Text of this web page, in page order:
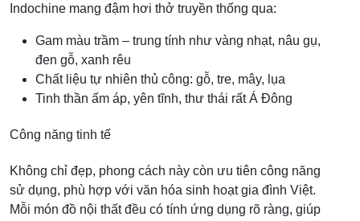
Indochine mang đậm hơi thở truyền thống qua:
Gam màu trầm – trung tính như vàng nhạt, nâu gụ,
đen gỗ, xanh rêu
Chất liệu tự nhiên thủ công: gỗ, tre, mây, lụa
Tinh thần ấm áp, yên tĩnh, thư thái rất Á Đông
Công năng tinh tế
Không chỉ đẹp, phong cách này còn ưu tiên công năng
sử dụng, phù hợp với văn hóa sinh hoạt gia đình Việt.
Mỗi món đồ nội thất đều có tính ứng dụng rõ ràng, giúp